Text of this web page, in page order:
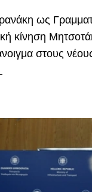
ως
κίνηση
στους